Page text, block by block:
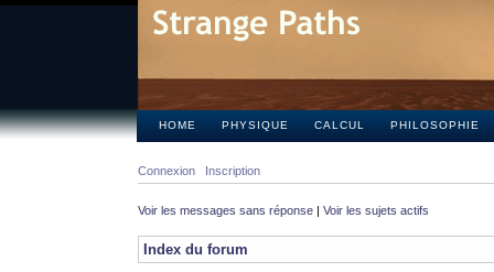
HOME PHYSIQUE CALCUL PHILOSOPHIE
Connexion Inscription
Voir les messages sans réponse | Voir les sujets actifs
Index du forum